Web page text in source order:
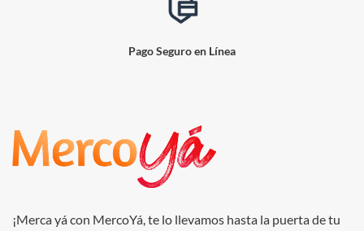
Pago Seguro en Línea
¡Merca yá con MercoYá, te lo llevamos hasta la puerta de tu